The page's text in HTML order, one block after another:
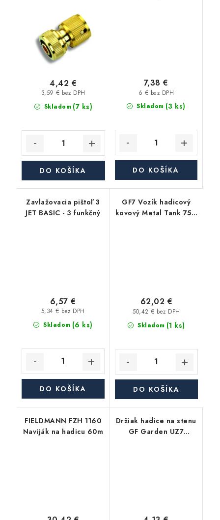
Skladom (7 ks)
3,59 € bez DPH
4,42 €
DO KOŠÍKA
Skladom (3 ks)
6 € bez DPH
7,38 €
DO KOŠÍKA
Zavlažovacia pištoľ 3
JET BASIC - 3 funkčný
Skladom (6 ks)
5,34 € bez DPH
6,57 €
DO KOŠÍKA
GF7 Vozík hadicový
kovový Metal Tank 75m
Skladom (1 ks)
50,42 € bez DPH
62,02 €
DO KOŠÍKA
FIELDMANN FZH 1160
Naviják na hadicu 60m
Držiak hadice na stenu
GF Garden UZ7